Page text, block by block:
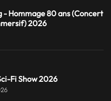
- Hommage 80 ans (Concert
2026
Fi Show 2026